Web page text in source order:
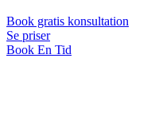
Book gratis konsultation
Se priser
Book En Tid